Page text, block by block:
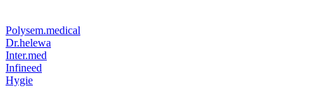
Polysem.medical
Dr.helewa
Inter.med
Infineed
Hygie